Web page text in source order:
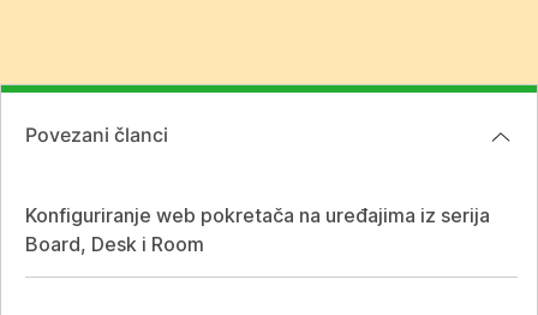
Povezani članci
Konfiguriranje web pokretača na uređajima iz serija
Board, Desk i Room